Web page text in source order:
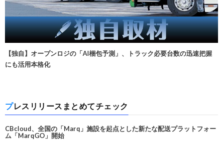
【独自】オープンロジの「AI梱包予測」、トラック必要台数の迅速把握
にも活用本格化
プレスリリースまとめてチェック
CBcloud、全国の「Marq」施設を起点とした新たな配送プラットフォー
ム「MarqGO」開始